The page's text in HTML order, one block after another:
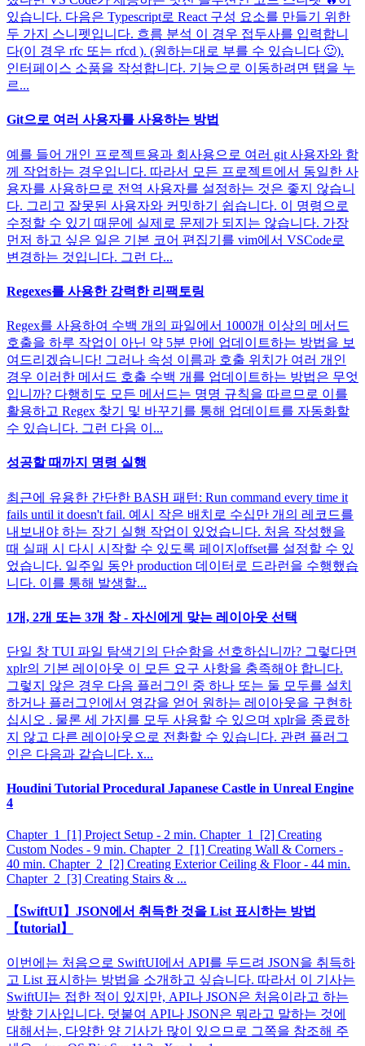
있습니다. 다음은 Typescript로 React 구성 요소를 만들기 위한
두 가지 스니펫입니다. 흐름 분석 이 경우 접두사를 입력합니
다(이 경우 rfc 또는 rfcd ). (원하는대로 부를 수 있습니다 🙂).
인터페이스 소품을 작성합니다. 기능으로 이동하려면 탭을 누
르...
Git으로 여러 사용자를 사용하는 방법
예를 들어 개인 프로젝트용과 회사용으로 여러 git 사용자와 함
께 작업하는 경우입니다. 따라서 모든 프로젝트에서 동일한 사
용자를 사용하므로 전역 사용자를 설정하는 것은 좋지 않습니
다. 그리고 잘못된 사용자와 커밋하기 쉽습니다. 이 명령으로
수정할 수 있기 때문에 실제로 문제가 되지는 않습니다. 가장
먼저 하고 싶은 일은 기본 코어 편집기를 vim에서 VSCode로
변경하는 것입니다. 그런 다...
Regexes를 사용한 강력한 리팩토링
Regex를 사용하여 수백 개의 파일에서 1000개 이상의 메서드
호출을 하루 작업이 아닌 약 5분 만에 업데이트하는 방법을 보
여드리겠습니다! 그러나 속성 이름과 호출 위치가 여러 개인
경우 이러한 메서드 호출 수백 개를 업데이트하는 방법은 무엇
입니까? 다행히도 모든 메서드는 명명 규칙을 따르므로 이를
활용하고 Regex 찾기 및 바꾸기를 통해 업데이트를 자동화할
수 있습니다. 그런 다음 이...
성공할 때까지 명령 실행
최근에 유용한 간단한 BASH 패턴: Run command every time it
fails until it doesn't fail. 예시 작은 배치로 수십만 개의 레코드를
내보내야 하는 장기 실행 작업이 있었습니다. 처음 작성했을
때 실패 시 다시 시작할 수 있도록 페이지offset를 설정할 수 있
었습니다. 일주일 동안 production 데이터로 드라런을 수행했습
니다. 이를 통해 발생할...
1개, 2개 또는 3개 창 - 자신에게 맞는 레이아웃 선택
단일 창 TUI 파일 탐색기의 단순함을 선호하십니까? 그렇다면
xplr의 기본 레이아웃 이 모든 요구 사항을 충족해야 합니다.
그렇지 않은 경우 다음 플러그인 중 하나 또는 둘 모두를 설치
하거나 플러그인에서 영감을 얻어 원하는 레이아웃을 구현하
십시오 . 물론 세 가지를 모두 사용할 수 있으며 xplr을 종료하
지 않고 다른 레이아웃으로 전환할 수 있습니다. 관련 플러그
인은 다음과 같습니다. x...
Houdini Tutorial Procedural Japanese Castle in Unreal Engine
4
Chapter_1_[1] Project Setup - 2 min. Chapter_1_[2] Creating
Custom Nodes - 9 min. Chapter_2_[1] Creating Wall & Corners -
40 min. Chapter_2_[2] Creating Exterior Ceiling & Floor - 44 min.
Chapter_2_[3] Creating Stairs & ...
【SwiftUI】JSON에서 취득한 것을 List 표시하는 방법
【tutorial】
이번에는 처음으로 SwiftUI에서 API를 두드려 JSON을 취득하
고 List 표시하는 방법을 소개하고 싶습니다. 따라서 이 기사는
SwiftUI는 접한 적이 있지만, API나 JSON은 처음이라고 하는
방향 기사입니다. 덧붙여 API나 JSON은 뭐라고 말하는 것에
대해서는, 다양한 양 기사가 많이 있으므로 그쪽을 참조해 주